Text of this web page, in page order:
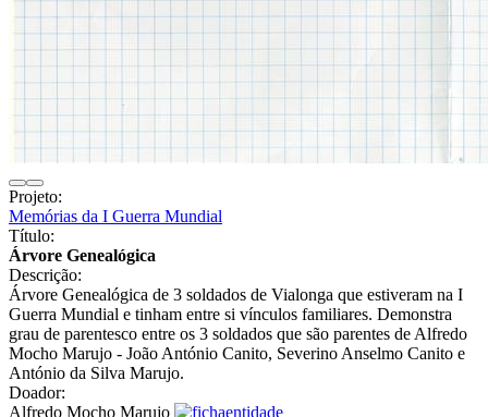
Projeto:
Memórias da I Guerra Mundial
Título:
Árvore Genealógica
Descrição:
Árvore Genealógica de 3 soldados de Vialonga que estiveram na I
Guerra Mundial e tinham entre si vínculos familiares. Demonstra
grau de parentesco entre os 3 soldados que são parentes de Alfredo
Mocho Marujo - João António Canito, Severino Anselmo Canito e
António da Silva Marujo.
Doador:
Alfredo Mocho Marujo